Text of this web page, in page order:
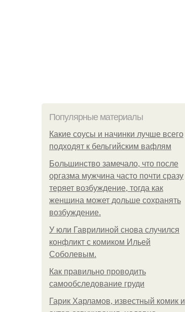
Популярные материалы
Какие соусы и начинки лучше всего
подходят к бельгийским вафлям
Большинство замечало, что после
оргазма мужчина часто почти сразу
теряет возбуждение, тогда как
женщина может дольше сохранять
возбуждение.
У юли Гаврилиной снова случился
конфликт с комиком Ильей
Соболевым.
Как правильно проводить
самообследование груди
Гарик Харламов, известный комик и